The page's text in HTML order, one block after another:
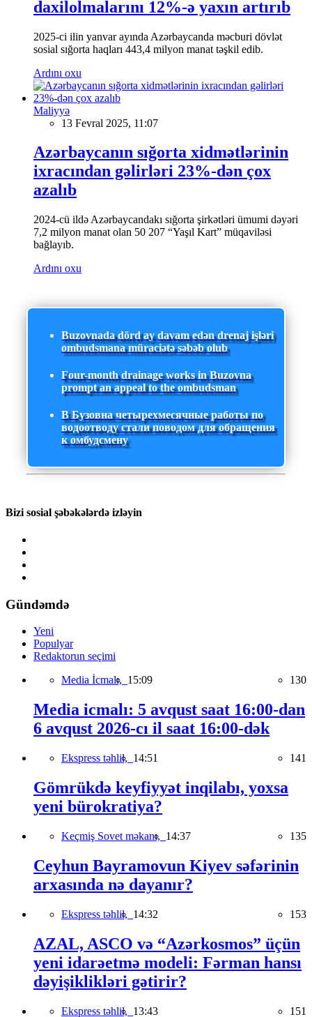
daxilolmalarını 12%-ə yaxın artırıb
2025-ci ilin yanvar ayında Azərbaycanda məcburi dövlət
sosial sığorta haqları 443,4 milyon manat təşkil edib.
Ardını oxu
Maliyyə
13 Fevral 2025, 11:07
Azərbaycanın sığorta xidmətlərinin
ixracından gəlirləri 23%-dən çox
azalıb
2024-cü ildə Azərbaycandakı sığorta şirkətləri ümumi dəyəri
7,2 milyon manat olan 50 207 “Yaşıl Kart” müqaviləsi
bağlayıb.
Ardını oxu
Buzovnada dörd ay davam edən drenaj işləri
ombudsmana müraciətə səbəb olub
Four-month drainage works in Buzovna
prompt an appeal to the ombudsman
В Бузовна четырехмесячные работы по
водоотводу стали поводом для обращения
к омбудсмену
Bizi sosial şəbəkələrdə izləyin
Gündəmdə
Yeni
Populyar
Redaktorun seçimi
Media İcmalı, 15:09 130
Media icmalı: 5 avqust saat 16:00-dan
6 avqust 2026-cı il saat 16:00-dək
Ekspress təhlil, 14:51 141
Gömrükdə keyfiyyət inqilabı, yoxsa
yeni bürokratiya?
Keçmiş Sovet məkanı, 14:37 135
Ceyhun Bayramovun Kiyev səfərinin
arxasında nə dayanır?
Ekspress təhlil, 14:32 153
AZAL, ASCO və “Azərkosmos” üçün
yeni idarəetmə modeli: Fərman hansı
dəyişiklikləri gətirir?
Ekspress təhlil, 13:43 151